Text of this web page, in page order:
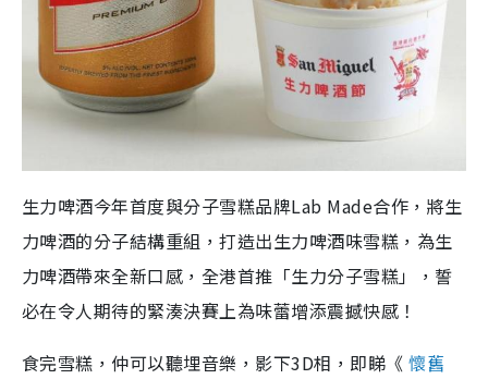
生力啤酒今年首度與分子雪糕品牌Lab Made合作，將生
力啤酒的分子結構重組，打造出生力啤酒味雪糕，為生
力啤酒帶來全新口感，全港首推「生力分子雪糕」，誓
必在令人期待的緊湊決賽上為味蕾增添震撼快感！
食完雪糕，仲可以聽埋音樂，影下3D相，即睇《懷舊